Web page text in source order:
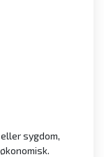
sygdom,